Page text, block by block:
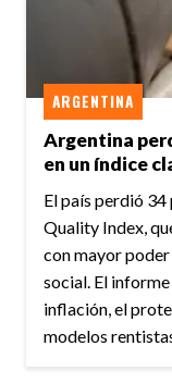
Argentina
en un índice
ARGENTINA
El país perdió 34
Quality Index,
con mayor
social. El
inflación, el
modelos